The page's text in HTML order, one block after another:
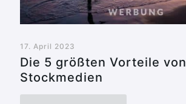
17. April 2023
Die 5 größten Vorteile von
Stockmedien